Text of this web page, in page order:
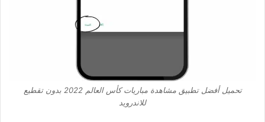
تحميل أفضل تطبيق مشاهدة مباريات كأس العالم 2022 بدون تقطيع
للاندرويد